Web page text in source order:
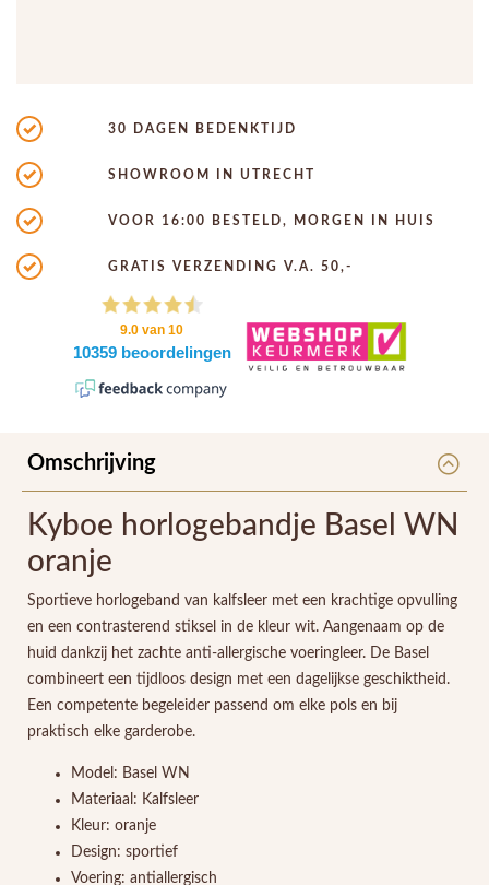
30 DAGEN BEDENKTIJD
SHOWROOM IN UTRECHT
VOOR 16:00 BESTELD, MORGEN IN HUIS
GRATIS VERZENDING V.A. 50,-
Omschrijving
Kyboe horlogebandje Basel WN
oranje
Sportieve horlogeband van kalfsleer met een krachtige opvulling
en een contrasterend stiksel in de kleur wit. Aangenaam op de
huid dankzij het zachte anti-allergische voeringleer. De Basel
combineert een tijdloos design met een dagelijkse geschiktheid.
Een competente begeleider passend om elke pols en bij
praktisch elke garderobe.
Model: Basel WN
Materiaal: Kalfsleer
Kleur: oranje
Design: sportief
Voering: antiallergisch